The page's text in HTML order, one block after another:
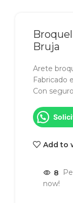
Bruja
Arete
Fabricado
Con
Add to
8
now!